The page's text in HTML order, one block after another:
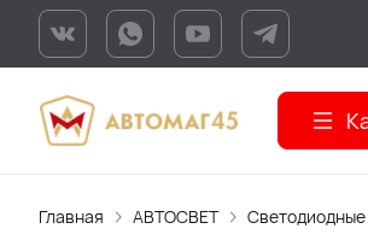
Главная АВТОСВЕТ